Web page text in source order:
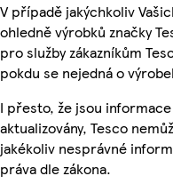
V případě jakýchkoliv
ohledně výrobků značky
pro služby zákazníkům
pokdu se nejedná o
I přesto, že jsou
aktualizovány, Tesco
jakékoliv nesprávné
práva dle zákona.